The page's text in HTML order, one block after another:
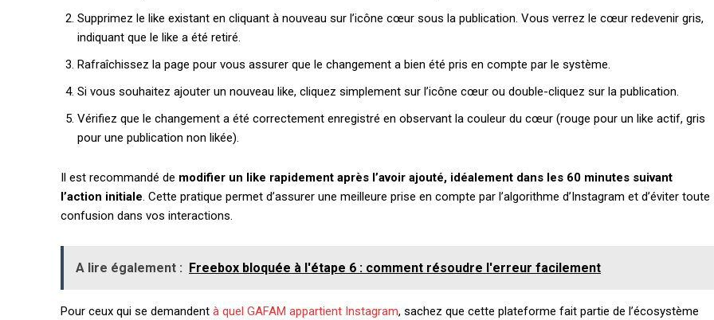
Supprimez le like existant en cliquant à nouveau sur l’icône cœur sous la publication. Vous verrez le cœur redevenir gris,
indiquant que le like a été retiré.
Rafraîchissez la page pour vous assurer que le changement a bien été pris en compte par le système.
Si vous souhaitez ajouter un nouveau like, cliquez simplement sur l’icône cœur ou double-cliquez sur la publication.
Vérifiez que le changement a été correctement enregistré en observant la couleur du cœur (rouge pour un like actif, gris
pour une publication non likée).
Il est recommandé de modifier un like rapidement après l’avoir ajouté, idéalement dans les 60 minutes suivant
l’action initiale. Cette pratique permet d’assurer une meilleure prise en compte par l’algorithme d’Instagram et d’éviter toute
confusion dans vos interactions.
A lire également : Freebox bloquée à l'étape 6 : comment résoudre l'erreur facilement
Pour ceux qui se demandent à quel GAFAM appartient Instagram, sachez que cette plateforme fait partie de l’écosystème